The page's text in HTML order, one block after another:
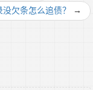
欠条怎么追债？ →